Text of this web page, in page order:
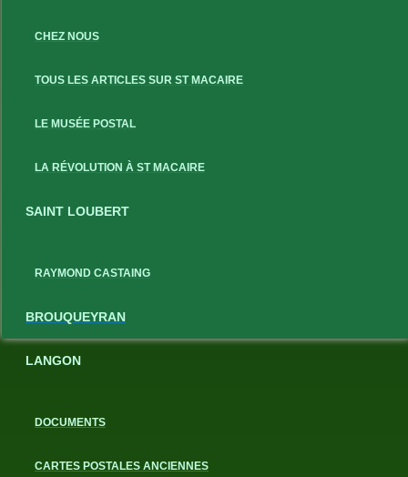
CHEZ NOUS
TOUS LES ARTICLES SUR ST MACAIRE
LE MUSÉE POSTAL
LA RÉVOLUTION À ST MACAIRE
SAINT LOUBERT
RAYMOND CASTAING
BROUQUEYRAN
LANGON
DOCUMENTS
CARTES POSTALES ANCIENNES